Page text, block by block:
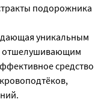
подорожника
уникальным
отшелушивающим
средство